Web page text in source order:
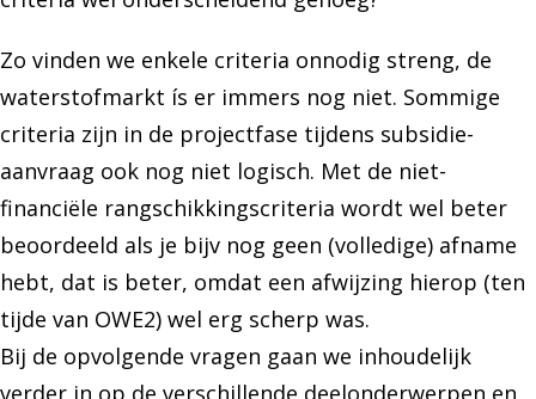
Zo vinden we enkele criteria onnodig streng, de
waterstofmarkt ís er immers nog niet. Sommige
criteria zijn in de projectfase tijdens subsidie-
aanvraag ook nog niet logisch. Met de niet-
financiële rangschikkingscriteria wordt wel beter
beoordeeld als je bijv nog geen (volledige) afname
hebt, dat is beter, omdat een afwijzing hierop (ten
tijde van OWE2) wel erg scherp was.
Bij de opvolgende vragen gaan we inhoudelijk
verder in op de verschillende deelonderwerpen en